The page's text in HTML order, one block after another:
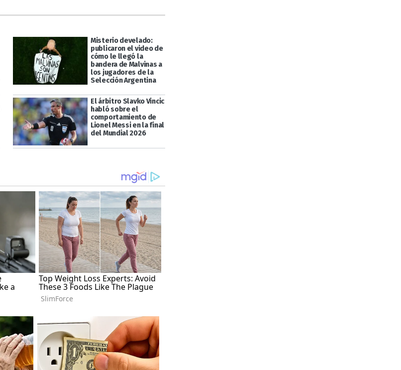
Misterio develado:
publicaron el video de
cómo le llegó la
bandera de Malvinas a
los jugadores de la
Selección Argentina
El árbitro Slavko Vincic
habló sobre el
comportamiento de
Lionel Messi en la final
del Mundial 2026